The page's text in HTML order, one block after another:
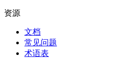
资源
文档
常见问题
术语表